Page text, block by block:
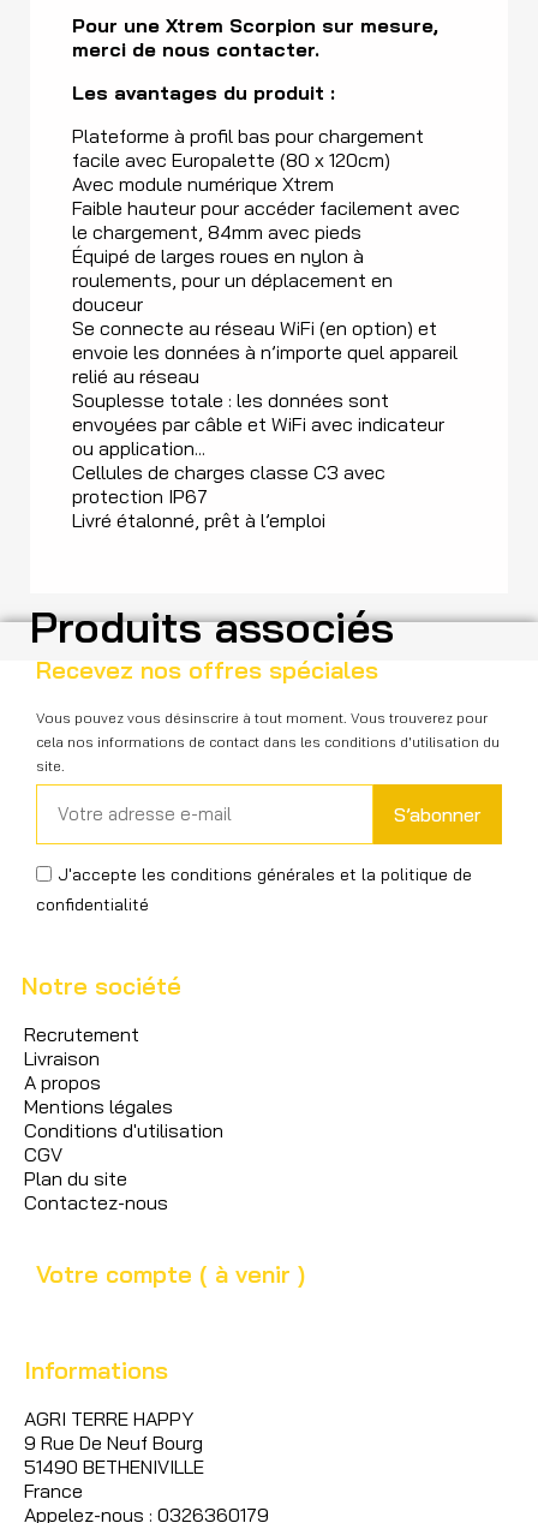
Pour une Xtrem Scorpion sur mesure,
merci de nous contacter.
Les avantages du produit :
Plateforme à profil bas pour chargement
facile avec Europalette (80 x 120cm)
Avec module numérique Xtrem
Faible hauteur pour accéder facilement avec
le chargement, 84mm avec pieds
Équipé de larges roues en nylon à
roulements, pour un déplacement en
douceur
Se connecte au réseau WiFi (en option) et
envoie les données à n’importe quel appareil
relié au réseau
Souplesse totale : les données sont
envoyées par câble et WiFi avec indicateur
ou application...
Cellules de charges classe C3 avec
protection IP67
Livré étalonné, prêt à l’emploi
Produits associés
Recevez nos offres spéciales
Vous pouvez vous désinscrire à tout moment. Vous trouverez pour
cela nos informations de contact dans les conditions d'utilisation du
site.
S’abonner
J'accepte les conditions générales et la politique de
confidentialité
Notre société
Recrutement
Livraison
A propos
Mentions légales
Conditions d'utilisation
CGV
Plan du site
Contactez-nous
Votre compte ( à venir )
Informations
AGRI TERRE HAPPY
9 Rue De Neuf Bourg
51490 BETHENIVILLE
France
Appelez-nous : 0326360179